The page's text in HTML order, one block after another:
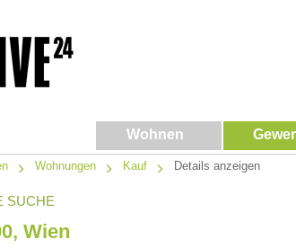
Wohnen
Wohnungen Kauf Details anzeigen
SUCHE
Wien